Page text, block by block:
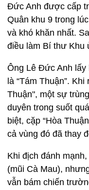
Đức Anh được cấp
Quân khu 9 trong
và khó khăn nhất.
điều làm Bí thư Khu
Ông Lê Đức Anh lấy
là “Tám Thuận”.
Thuận", một sự
duyên trong suốt
biệt, cặp “Hòa
cả vùng đó đã thay
Khi địch đánh
(mũi Cà Mau),
vẫn bám chiến